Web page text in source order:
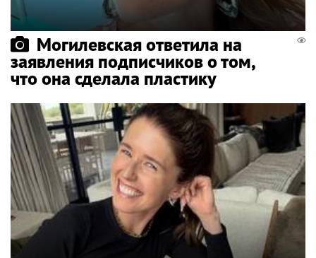
Могилевская ответила на
заявления подписчиков о том,
что она сделала пластику